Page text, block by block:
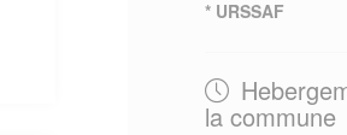
* URSSAF
la commune